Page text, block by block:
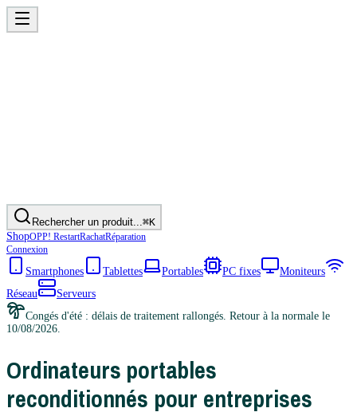
Rechercher un produit...⌘K
ShopOPP! RestartRachatRéparation
Connexion
Smartphones Tablettes Portables PC fixes
Moniteurs
Réseau
Serveurs
Congés d'été : délais de traitement rallongés. Retour à la normale le
10/08/2026.
Ordinateurs portables
reconditionnés pour entreprises